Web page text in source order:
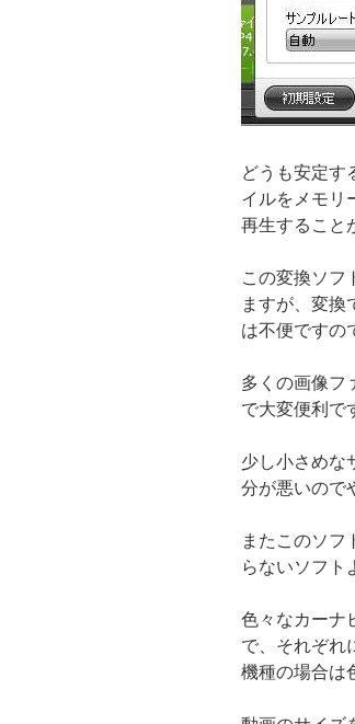
どうも安定す
イルをメモリ
再生すること
この変換ソフ
ますが、変換
は不便ですの
多くの画像フ
で大変便利で
少し小さめな
分が悪いので
またこのソフ
らないソフト
色々なカーナ
で、それぞれ
機種の場合は